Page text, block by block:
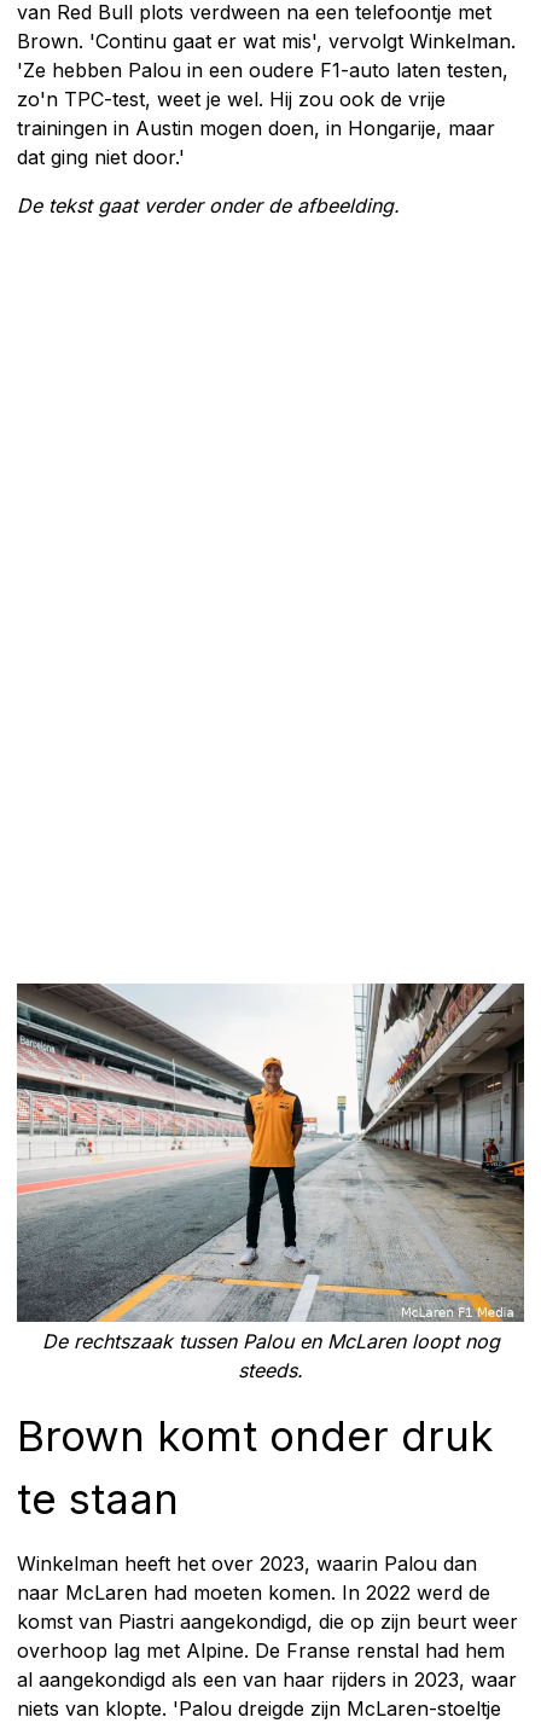
van Red Bull plots verdween na een telefoontje met
Brown. 'Continu gaat er wat mis', vervolgt Winkelman.
'Ze hebben Palou in een oudere F1-auto laten testen,
zo'n TPC-test, weet je wel. Hij zou ook de vrije
trainingen in Austin mogen doen, in Hongarije, maar
dat ging niet door.'
De tekst gaat verder onder de afbeelding.
De rechtszaak tussen Palou en McLaren loopt nog
steeds.
Brown komt onder druk
te staan
Winkelman heeft het over 2023, waarin Palou dan
naar McLaren had moeten komen. In 2022 werd de
komst van Piastri aangekondigd, die op zijn beurt weer
overhoop lag met Alpine. De Franse renstal had hem
al aangekondigd als een van haar rijders in 2023, waar
niets van klopte. 'Palou dreigde zijn McLaren-stoeltje